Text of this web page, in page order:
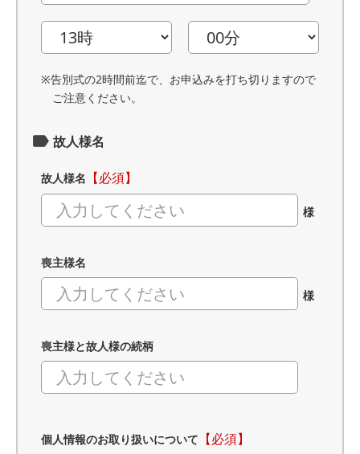
※告別式の2時間前迄で、お申込みを打ち切りますので
ご注意ください。
故人様名
故人様名 【必須】
様
喪主様名
様
喪主様と故人様の続柄
個人情報のお取り扱いについて 【必須】